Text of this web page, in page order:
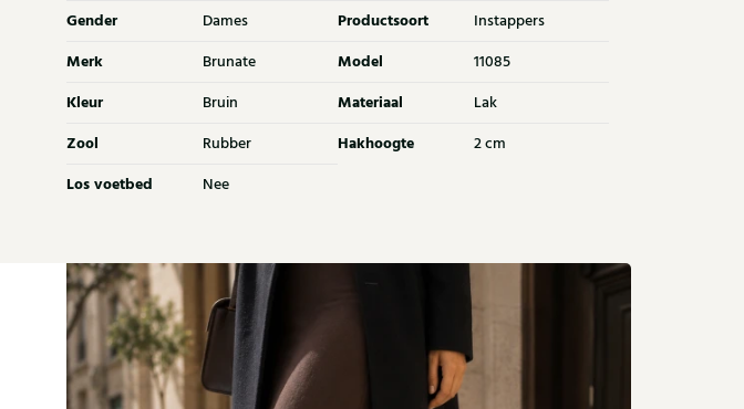
Gender Dames Productsoort Instappers
Merk Brunate Model 11085
Kleur Bruin Materiaal Lak
Zool Rubber Hakhoogte 2 cm
Los voetbed Nee